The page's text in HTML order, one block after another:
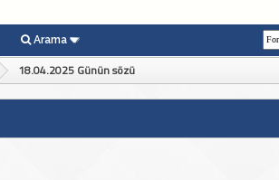
Arama
18.04.2025 Günün sözü